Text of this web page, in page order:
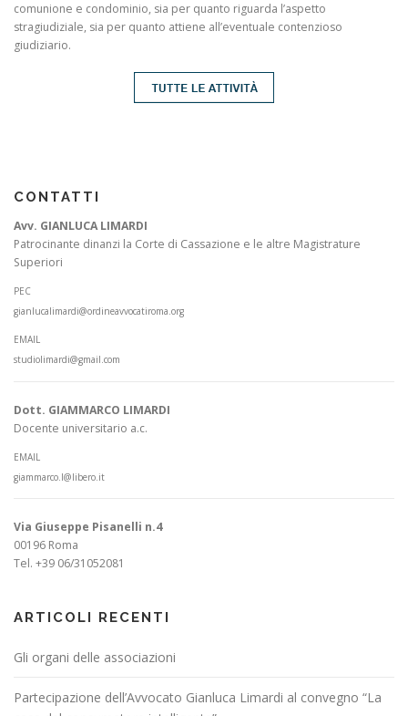
comunione e condominio, sia per quanto riguarda l’aspetto
stragiudiziale, sia per quanto attiene all’eventuale contenzioso
giudiziario.
CONTATTI
Avv. GIANLUCA LIMARDI
Patrocinante dinanzi la Corte di Cassazione e le altre Magistrature
Superiori
PEC
gianlucalimardi@ordineavvocatiroma.org
EMAIL
studiolimardi@gmail.com
Dott. GIAMMARCO LIMARDI
Docente universitario a.c.
EMAIL
giammarco.l@libero.it
Via Giuseppe Pisanelli n.4
00196 Roma
Tel. +39 06/31052081
ARTICOLI RECENTI
Gli organi delle associazioni
Partecipazione dell’Avvocato Gianluca Limardi al convegno “La